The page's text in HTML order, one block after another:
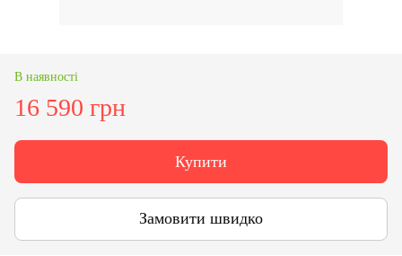
В наявності
16 590 грн
Купити
Замовити швидко